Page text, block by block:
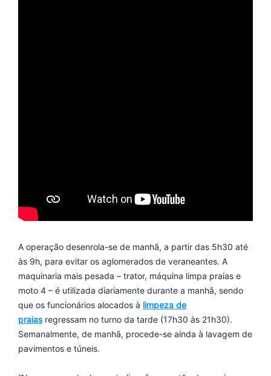
A operação desenrola-se de manhã, a partir das 5h30 até
às 9h, para evitar os aglomerados de veraneantes. A
maquinaria mais pesada – trator, máquina limpa praias e
moto 4 – é utilizada diariamente durante a manhã, sendo
que os funcionários alocados à limpeza de
praiasregressam no turno da tarde (17h30 às 21h30).
Semanalmente, de manhã, procede-se ainda à lavagem de
pavimentos e túneis.